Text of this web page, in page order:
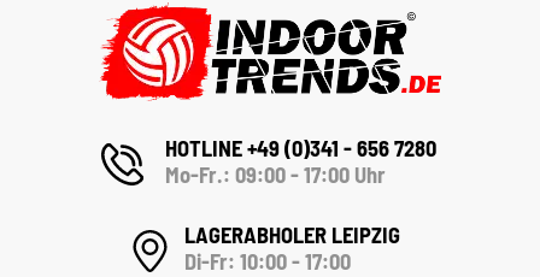
HOTLINE +49 (0)341 - 656 7280
Mo-Fr.: 09:00 - 17:00 Uhr
LAGERABHOLER LEIPZIG
Di-Fr: 10:00 - 17:00